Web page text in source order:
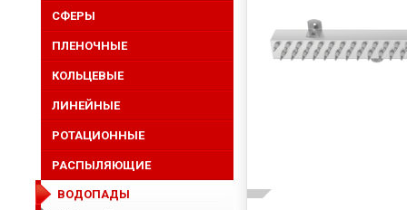
СФЕРЫ
ПЛЕНОЧНЫЕ
КОЛЬЦЕВЫЕ
ЛИНЕЙНЫЕ
РОТАЦИОННЫЕ
РАСПЫЛЯЮЩИЕ
ВОДОПАДЫ